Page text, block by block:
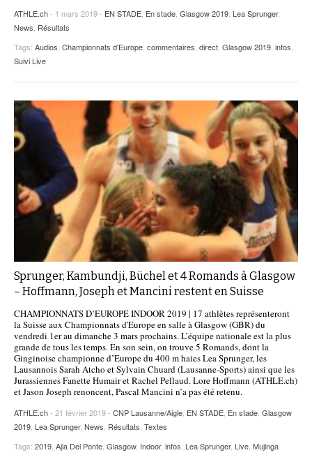
ATHLE.ch- 1 mars 2019 - EN STADE, En stade, Glasgow 2019, Lea Sprunger,
News, Résultats
Tags: Audios, Championnats d'Europe, commentaires, direct, Glasgow 2019, infos,
Suivi Live
Sprunger, Kambundji, Büchel et 4 Romands à Glasgow
– Hoffmann, Joseph et Mancini restent en Suisse
CHAMPIONNATS D’EUROPE INDOOR 2019 | 17 athlètes représenteront
la Suisse aux Championnats d'Europe en salle à Glasgow (GBR) du
vendredi 1er au dimanche 3 mars prochains. L’équipe nationale est la plus
grande de tous les temps. En son sein, on trouve 5 Romands, dont la
Ginginoise championne d’Europe du 400 m haies Lea Sprunger, les
Lausannois Sarah Atcho et Sylvain Chuard (Lausanne-Sports) ainsi que les
Jurassiennes Fanette Humair et Rachel Pellaud. Lore Hoffmann (ATHLE.ch)
et Jason Joseph renoncent, Pascal Mancini n’a pas été retenu.
ATHLE.ch- 21 février 2019 - CNP Lausanne/Aigle EN STADE En stade Glasgow
2019 Lea Sprunger, News Résultats Textes
Tags: 2019 Ajla Del Ponte Glasgow, Indoor, infos Lea Sprunger, Live Mujinga